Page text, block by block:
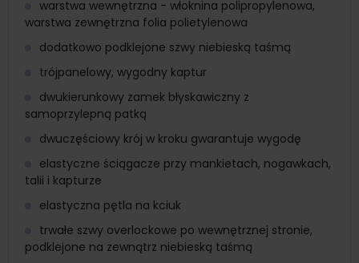
warstwa wewnętrzna - włoknina polipropylenowa,
warstwa zewnętrzna folia polietylenowa
dodatkowo podklejone szwy niebieską taśmą
trójpanelowy, wygodny kaptur
dwukierunkowy zamek błyskawiczny z
samoprzylepną patką
dwuczęściowy krój w kroku gwarantuje wygodę
elastyczne ściągacze przy mankietach, nogawkach,
talii i kapturze
elastyczna pętla na kciuk
trwałe szwy overlockowe po wewnętrznej stronie,
podklejone na zewnątrz niebieską taśmą